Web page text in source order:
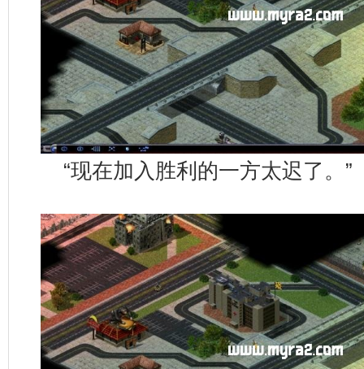
“现在加入胜利的一方太迟了。”